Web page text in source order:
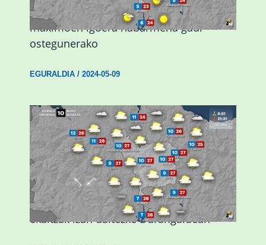
Giro eguzkitsua eta tenperatura
maximoen igoera nabarmena gaur
ostegunerako
EGURALDIA/ 2024-05-09
Asteburuan 25 gradu baino gehiago eta
ekaitzak izan daitezke Durangaldean